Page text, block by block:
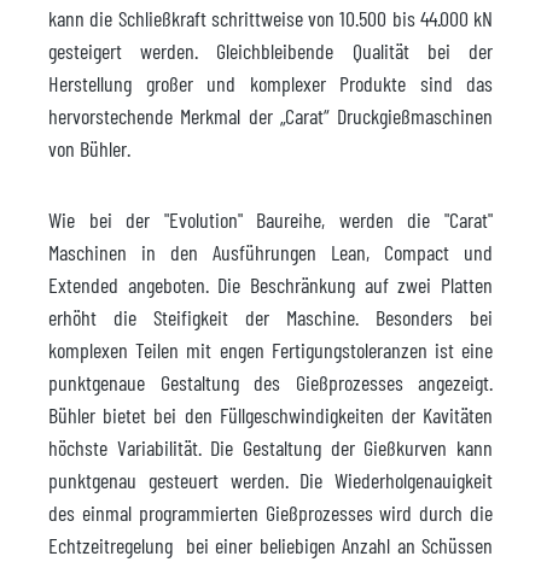
kann die Schließkraft schrittweise von 10.500 bis 44.000 kN
gesteigert werden. Gleichbleibende Qualität bei der
Herstellung großer und komplexer Produkte sind das
hervorstechende Merkmal der „Carat“ Druckgießmaschinen
von Bühler.
Wie bei der "Evolution" Baureihe, werden die "Carat"
Maschinen in den Ausführungen Lean, Compact und
Extended angeboten. Die Beschränkung auf zwei Platten
erhöht die Steifigkeit der Maschine. Besonders bei
komplexen Teilen mit engen Fertigungstoleranzen ist eine
punktgenaue Gestaltung des Gießprozesses angezeigt.
Bühler bietet bei den Füllgeschwindigkeiten der Kavitäten
höchste Variabilität. Die Gestaltung der Gießkurven kann
punktgenau gesteuert werden. Die Wiederholgenauigkeit
des einmal programmierten Gießprozesses wird durch die
Echtzeitregelung bei einer beliebigen Anzahl an Schüssen